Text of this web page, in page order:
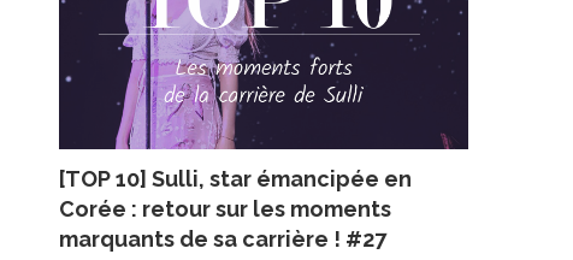
[TOP 10] Sulli, star émancipée en
Corée : retour sur les moments
marquants de sa carrière ! #27